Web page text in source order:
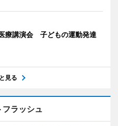
療講演会 子どもの運動発達
見る
フラッシュ